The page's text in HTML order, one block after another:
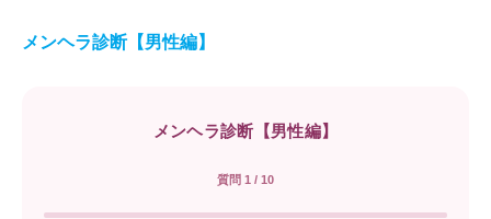
メンヘラ診断【男性編】
メンヘラ診断【男性編】
質問 1 / 10